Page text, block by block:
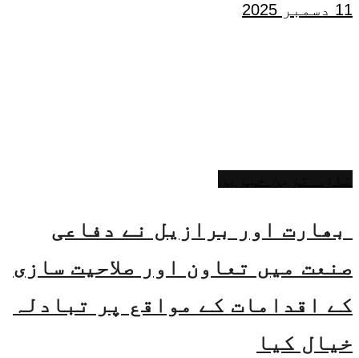
11 دسمبر 2025
بھارت اور برازیل نے دفاعی
صنعت میں تعاون اور صلاحیت سازی
کے اقدامات کے مواقع پر تبادلہ
خیال کیا